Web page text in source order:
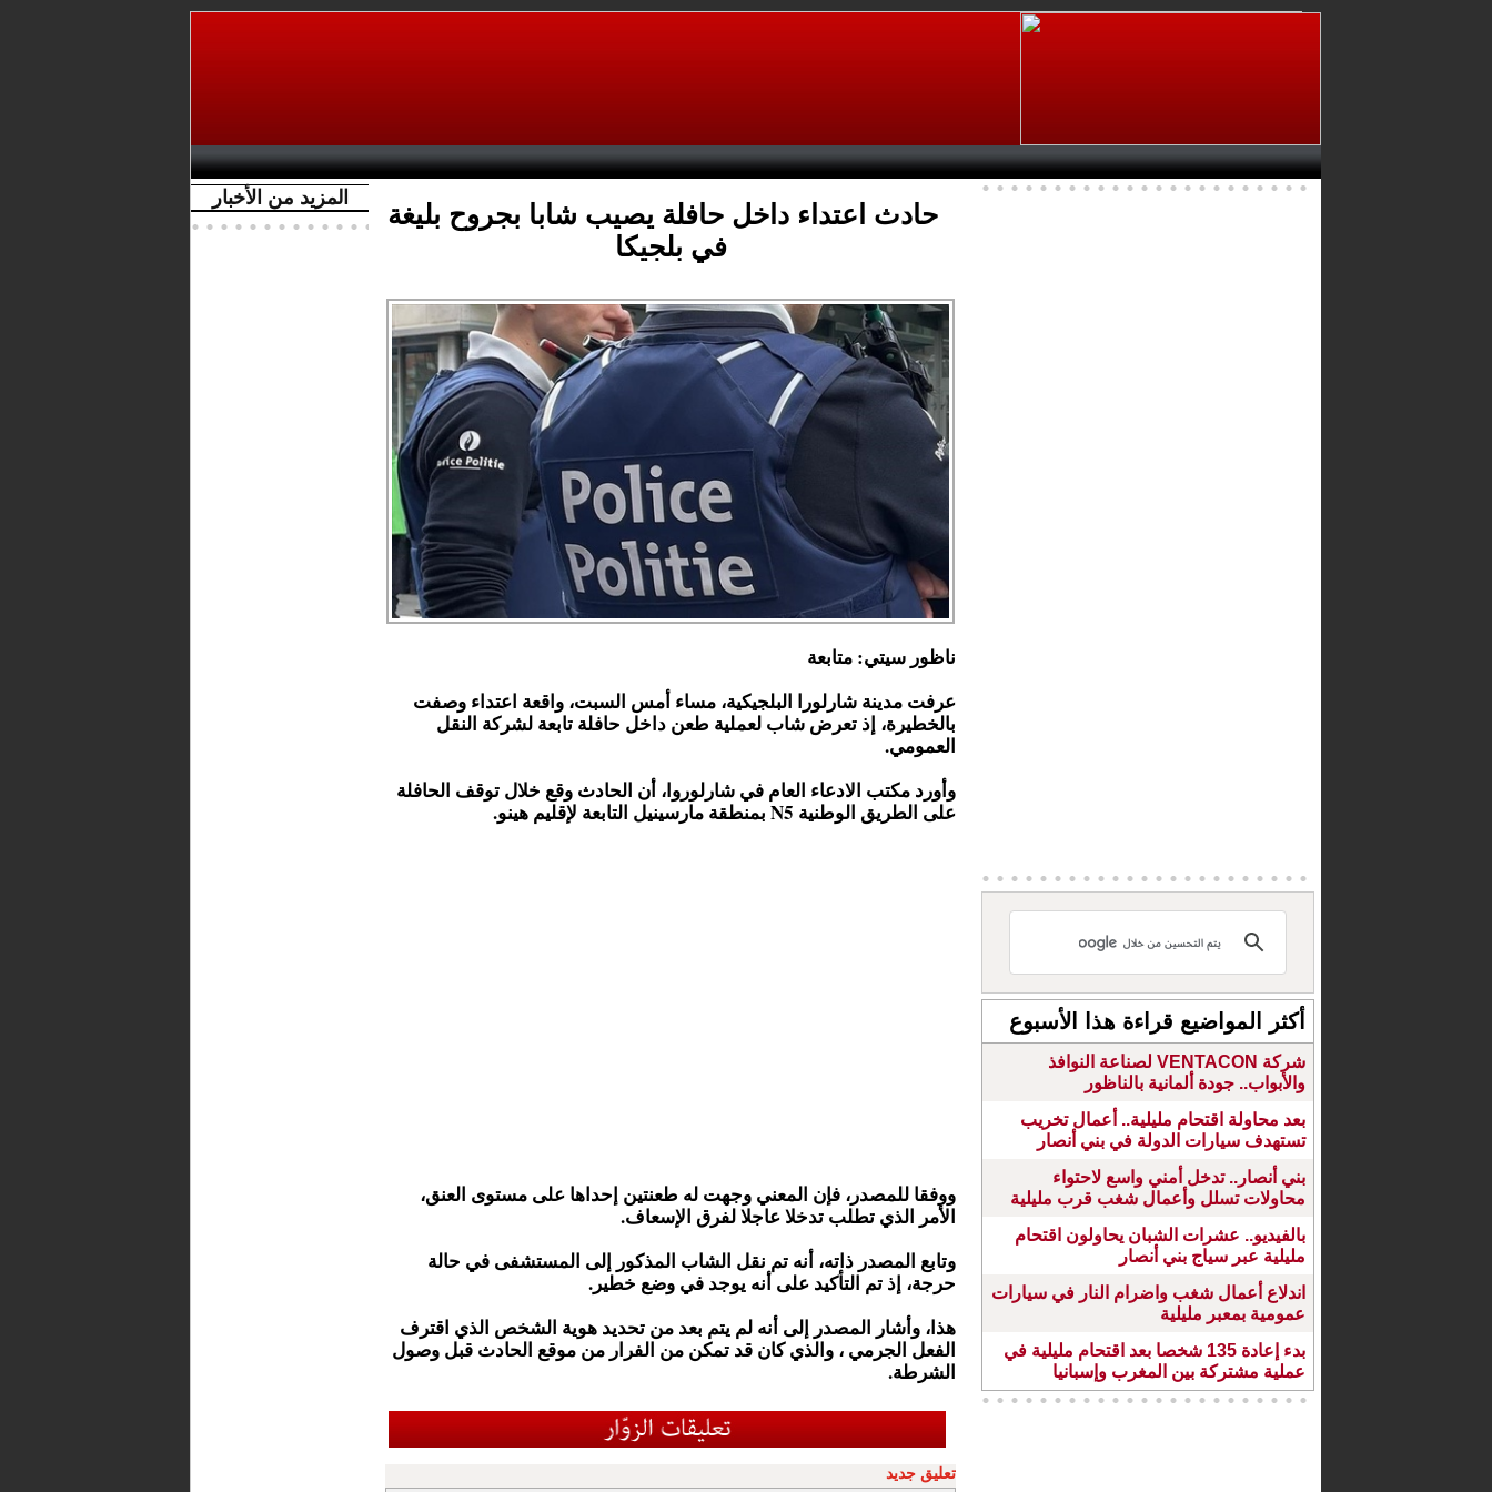
المزيد من الأخبار
حادث اعتداء داخل حافلة يصيب شابا بجروح بليغة
في بلجيكا
ناظور سيتي: متابعة
عرفت مدينة شارلورا البلجيكية، مساء أمس السبت، واقعة اعتداء وصفت
بالخطيرة، إذ تعرض شاب لعملية طعن داخل حافلة تابعة لشركة النقل
العمومي.
وأورد مكتب الادعاء العام في شارلوروا، أن الحادث وقع خلال توقف الحافلة
على الطريق الوطنية N5 بمنطقة مارسينيل التابعة لإقليم هينو.
ووفقا للمصدر، فإن المعني وجهت له طعنتين إحداها على مستوى العنق،
الأمر الذي تطلب تدخلا عاجلا لفرق الإسعاف.
وتابع المصدر ذاته، أنه تم نقل الشاب المذكور إلى المستشفى في حالة
حرجة، إذ تم التأكيد على أنه يوجد في وضع خطير.
هذا، وأشار المصدر إلى أنه لم يتم بعد من تحديد هوية الشخص الذي اقترف
الفعل الجرمي ، والذي كان قد تمكن من الفرار من موقع الحادث قبل وصول
الشرطة.
تعليق جديد
أكثر المواضيع قراءة هذا الأسبوع
شركة VENTACON لصناعة النوافذ
والأبواب.. جودة ألمانية بالناظور
بعد محاولة اقتحام مليلية.. أعمال تخريب
تستهدف سيارات الدولة في بني أنصار
بني أنصار.. تدخل أمني واسع لاحتواء
محاولات تسلل وأعمال شغب قرب مليلية
بالفيديو.. عشرات الشبان يحاولون اقتحام
مليلية عبر سياج بني أنصار
اندلاع أعمال شغب واضرام النار في سيارات
عمومية بمعبر مليلية
بدء إعادة 135 شخصا بعد اقتحام مليلية في
عملية مشتركة بين المغرب وإسبانيا